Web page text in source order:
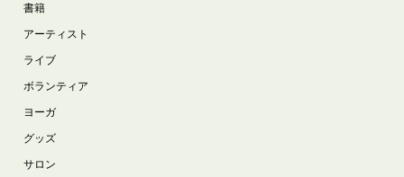
書籍
アーティスト
ライブ
ボランティア
ヨーガ
グッズ
サロン